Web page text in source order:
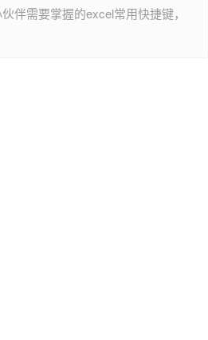
伴需要掌握的excel常用快捷键，